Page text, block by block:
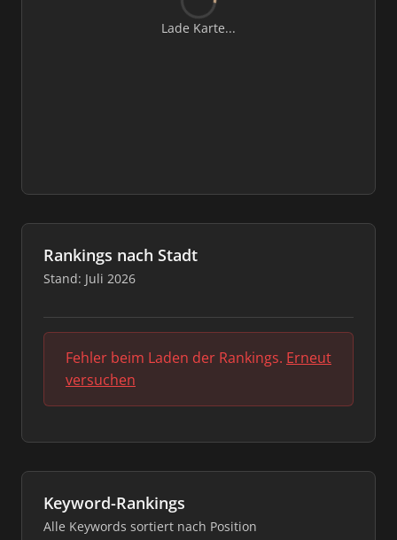
Lade Karte...
Rankings nach Stadt
Stand: Juli 2026
Fehler beim Laden der Rankings. Erneut
versuchen
Keyword-Rankings
Alle Keywords sortiert nach Position